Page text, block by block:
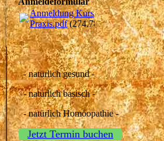
Anmeldung Kurs
Praxis.pdf(274.78KB)
- natürlich gesund -
- natürlich basisch -
- natürlich Homöopathie -
Jetzt Termin buchen